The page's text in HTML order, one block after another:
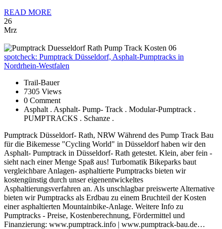
READ MORE
26
Mrz
spotcheck: Pumptrack Düsseldorf, Asphalt-Pumptracks in
Nordrhein-Westfalen
Trail-Bauer
7305 Views
0 Comment
Asphalt . Asphalt- Pump- Track . Modular-Pumptrack .
PUMPTRACKS . Schanze .
Pumptrack Düsseldorf- Rath, NRW Während des Pump Track Bau
für die Bikemesse "Cycling World" in Düsseldorf haben wir den
Asphalt- Pumptrack in Düsseldorf- Rath getestet. Klein, aber fein -
sieht nach einer Menge Spaß aus! Turbomatik Bikeparks baut
vergleichbare Anlagen- asphaltierte Pumptracks bieten wir
kostengünstig durch unser eigenentwickeltes
Asphaltierungsverfahren an. Als unschlagbar preiswerte Alternative
bieten wir Pumptracks als Erdbau zu einem Bruchteil der Kosten
einer asphaltierten Mountainbike-Anlage. Weitere Info zu
Pumptracks - Preise, Kostenberechnung, Fördermittel und
Finanzierung: www.pumptrack.info | www.pumptrack-bau.de…